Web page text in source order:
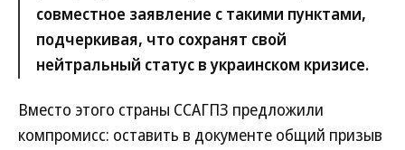
совместное заявление с такими пунктами,
подчеркивая, что сохранят свой
нейтральный статус в украинском кризисе.
Вместо этого страны ССАГПЗ предложили
компромисс: оставить в документе общий призыв